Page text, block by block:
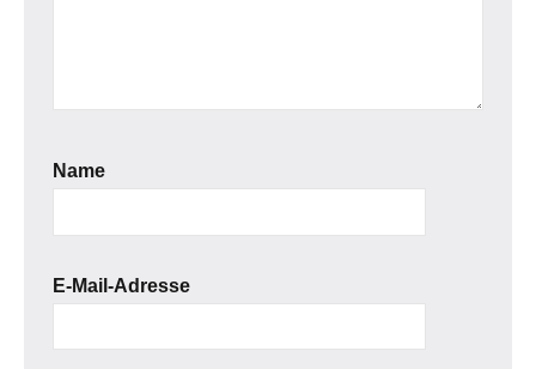
Name
E-Mail-Adresse